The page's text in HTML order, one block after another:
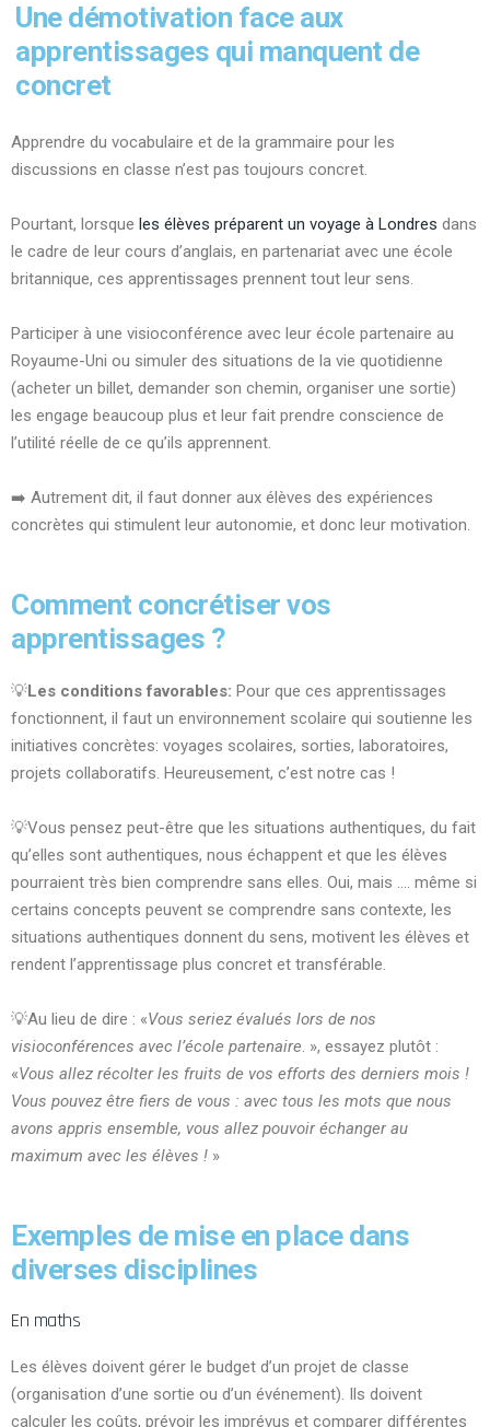
Une démotivation face aux
apprentissages qui manquent de
concret
Apprendre du vocabulaire et de la grammaire pour les
discussions en classe n’est pas toujours concret.
Pourtant, lorsque les élèves préparent un voyage à Londres dans
le cadre de leur cours d’anglais, en partenariat avec une école
britannique, ces apprentissages prennent tout leur sens.
Participer à une visioconférence avec leur école partenaire au
Royaume-Uni ou simuler des situations de la vie quotidienne
(acheter un billet, demander son chemin, organiser une sortie)
les engage beaucoup plus et leur fait prendre conscience de
l’utilité réelle de ce qu’ils apprennent.
➡️ Autrement dit, il faut donner aux élèves des expériences
concrètes qui stimulent leur autonomie, et donc leur motivation.
Comment concrétiser vos
apprentissages ?
💡Les conditions favorables: Pour que ces apprentissages
fonctionnent, il faut un environnement scolaire qui soutienne les
initiatives concrètes: voyages scolaires, sorties, laboratoires,
projets collaboratifs. Heureusement, c’est notre cas !
💡Vous pensez peut-être que les situations authentiques, du fait
qu’elles sont authentiques, nous échappent et que les élèves
pourraient très bien comprendre sans elles. Oui, mais …. même si
certains concepts peuvent se comprendre sans contexte, les
situations authentiques donnent du sens, motivent les élèves et
rendent l’apprentissage plus concret et transférable.
💡Au lieu de dire : «Vous seriez évalués lors de nos
visioconférences avec l’école partenaire. », essayez plutôt :
«Vous allez récolter les fruits de vos efforts des derniers mois !
Vous pouvez être fiers de vous : avec tous les mots que nous
avons appris ensemble, vous allez pouvoir échanger au
maximum avec les élèves ! »
Exemples de mise en place dans
diverses disciplines
En maths
Les élèves doivent gérer le budget d’un projet de classe
(organisation d’une sortie ou d’un événement). Ils doivent
calculer les coûts, prévoir les imprévus et comparer différentes